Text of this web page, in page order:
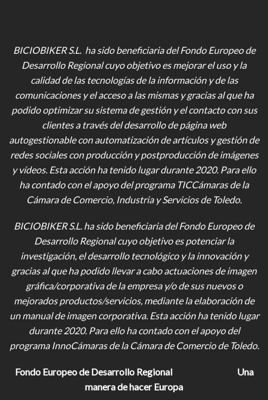
BICIOBIKER S.L. ha sido beneficiaria del Fondo Europeo de
Desarrollo Regional cuyo objetivo es mejorar el uso y la
calidad de las tecnologías de la información y de las
comunicaciones y el acceso a las mismas y gracias al que ha
podido optimizar su sistema de gestión y el contacto con sus
clientes a través del desarrollo de página web
autogestionable con automatización de artículos y gestión de
redes sociales con producción y postproducción de imágenes
y vídeos. Esta acción ha tenido lugar durante 2020. Para ello
ha contado con el apoyo del programa TICCámaras de la
Cámara de Comercio, Industria y Servicios de Toledo.
BICIOBIKER S.L. ha sido beneficiaria del Fondo Europeo de
Desarrollo Regional cuyo objetivo es potenciar la
investigación, el desarrollo tecnológico y la innovación y
gracias al que ha podido llevar a cabo actuaciones de imagen
gráfica/corporativa de la empresa y/o de sus nuevos o
mejorados productos/servicios, mediante la elaboración de
un manual de imagen corporativa. Esta acción ha tenido lugar
durante 2020. Para ello ha contado con el apoyo del
programa InnoCámaras de la Cámara de Comercio de Toledo.
Fondo Europeo de Desarrollo Regional
Una
manera de hacer Europa